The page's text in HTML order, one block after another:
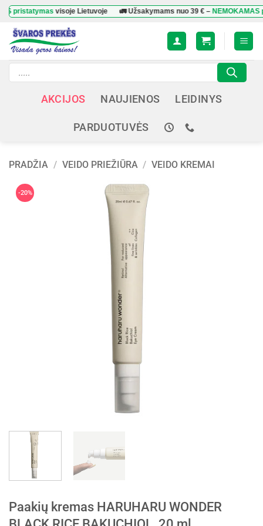
Skip
content
visoje Lietuvoje 🚛 Užsakymams nuo39 €–NEMOKAMAS
Products
search
AKCIJOS NAUJIENOS LEIDINYS
PARDUOTUVĖS
PRADŽIA / VEIDO PRIEŽIŪRA / VEIDO KREMAI
-20%
Paakių kremas HARUHARU WONDER